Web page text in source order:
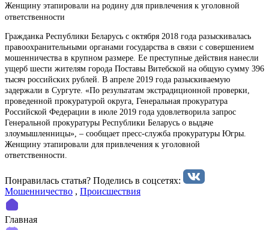
Женщину этапировали на родину для привлечения к уголовной
ответственности
Гражданка Республики Беларусь с октября 2018 года разыскивалась
правоохранительными органами государства в связи с совершением
мошенничества в крупном размере. Ее преступные действия нанесли
ущерб шести жителям города Поставы Витебской на общую сумму 396
тысяч российских рублей. В апреле 2019 года разыскиваемую
задержали в Сургуте. «По результатам экстрадиционной проверки,
проведенной прокуратурой округа, Генеральная прокуратура
Российской Федерации в июле 2019 года удовлетворила запрос
Генеральной прокуратуры Республики Беларусь о выдаче
злоумышленницы», – сообщает пресс-служба прокуратуры Югры.
Женщину этапировали для привлечения к уголовной
ответственности.
Понравилась статья? Поделиcь в соцсетях:
Мошенничество , Происшествия
Главная